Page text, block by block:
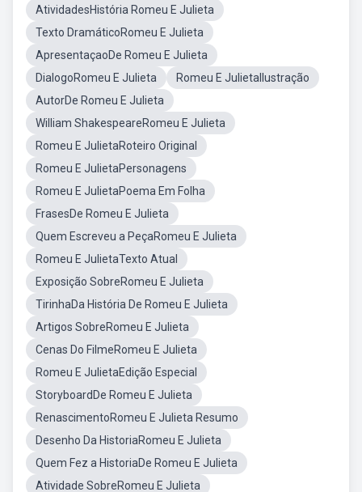
AtividadesHistória Romeu E Julieta
Texto DramáticoRomeu E Julieta
ApresentaçaoDe Romeu E Julieta
DialogoRomeu E Julieta
Romeu E JulietaIlustração
AutorDe Romeu E Julieta
William ShakespeareRomeu E Julieta
Romeu E JulietaRoteiro Original
Romeu E JulietaPersonagens
Romeu E JulietaPoema Em Folha
FrasesDe Romeu E Julieta
Quem Escreveu a PeçaRomeu E Julieta
Romeu E JulietaTexto Atual
Exposição SobreRomeu E Julieta
TirinhaDa História De Romeu E Julieta
Artigos SobreRomeu E Julieta
Cenas Do FilmeRomeu E Julieta
Romeu E JulietaEdição Especial
StoryboardDe Romeu E Julieta
RenascimentoRomeu E Julieta Resumo
Desenho Da HistoriaRomeu E Julieta
Quem Fez a HistoriaDe Romeu E Julieta
Atividade SobreRomeu E Julieta